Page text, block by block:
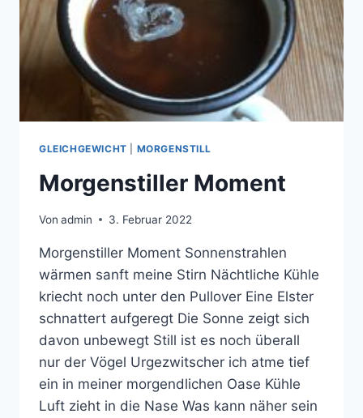
GLEICHGEWICHT MORGENSTILL
Morgenstiller Moment
Von admin 3. Februar 2022
Morgenstiller Moment Sonnenstrahlen
wärmen sanft meine Stirn Nächtliche Kühle
kriecht noch unter den Pullover Eine Elster
schnattert aufgeregt Die Sonne zeigt sich
davon unbewegt Still ist es noch überall
nur der Vögel Urgezwitscher ich atme tief
ein in meiner morgendlichen Oase Kühle
Luft zieht in die Nase Was kann näher sein